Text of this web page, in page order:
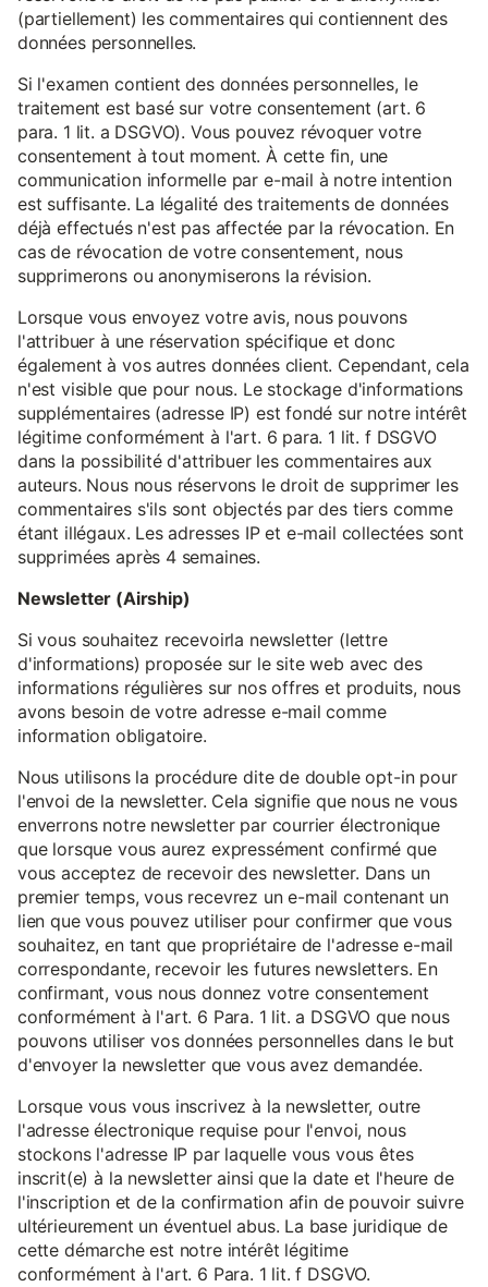
(partiellement) les commentaires qui contiennent des
données personnelles.
Si l'examen contient des données personnelles, le
traitement est basé sur votre consentement (art. 6
para. 1 lit. a DSGVO). Vous pouvez révoquer votre
consentement à tout moment. À cette fin, une
communication informelle par e-mail à notre intention
est suffisante. La légalité des traitements de données
déjà effectués n'est pas affectée par la révocation. En
cas de révocation de votre consentement, nous
supprimerons ou anonymiserons la révision.
Lorsque vous envoyez votre avis, nous pouvons
l'attribuer à une réservation spécifique et donc
également à vos autres données client. Cependant, cela
n'est visible que pour nous. Le stockage d'informations
supplémentaires (adresse IP) est fondé sur notre intérêt
légitime conformément à l'art. 6 para. 1 lit. f DSGVO
dans la possibilité d'attribuer les commentaires aux
auteurs. Nous nous réservons le droit de supprimer les
commentaires s'ils sont objectés par des tiers comme
étant illégaux. Les adresses IP et e-mail collectées sont
supprimées après 4 semaines.
Newsletter (Airship)
Si vous souhaitez recevoirla newsletter (lettre
d'informations) proposée sur le site web avec des
informations régulières sur nos offres et produits, nous
avons besoin de votre adresse e-mail comme
information obligatoire.
Nous utilisons la procédure dite de double opt-in pour
l'envoi de la newsletter. Cela signifie que nous ne vous
enverrons notre newsletter par courrier électronique
que lorsque vous aurez expressément confirmé que
vous acceptez de recevoir des newsletter. Dans un
premier temps, vous recevrez un e-mail contenant un
lien que vous pouvez utiliser pour confirmer que vous
souhaitez, en tant que propriétaire de l'adresse e-mail
correspondante, recevoir les futures newsletters. En
confirmant, vous nous donnez votre consentement
conformément à l'art. 6 Para. 1 lit. a DSGVO que nous
pouvons utiliser vos données personnelles dans le but
d'envoyer la newsletter que vous avez demandée.
Lorsque vous vous inscrivez à la newsletter, outre
l'adresse électronique requise pour l'envoi, nous
stockons l'adresse IP par laquelle vous vous êtes
inscrit(e) à la newsletter ainsi que la date et l'heure de
l'inscription et de la confirmation afin de pouvoir suivre
ultérieurement un éventuel abus. La base juridique de
cette démarche est notre intérêt légitime
conformément à l'art. 6 Para. 1 lit. f DSGVO.